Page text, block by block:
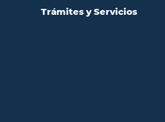
Trámites y Servicios